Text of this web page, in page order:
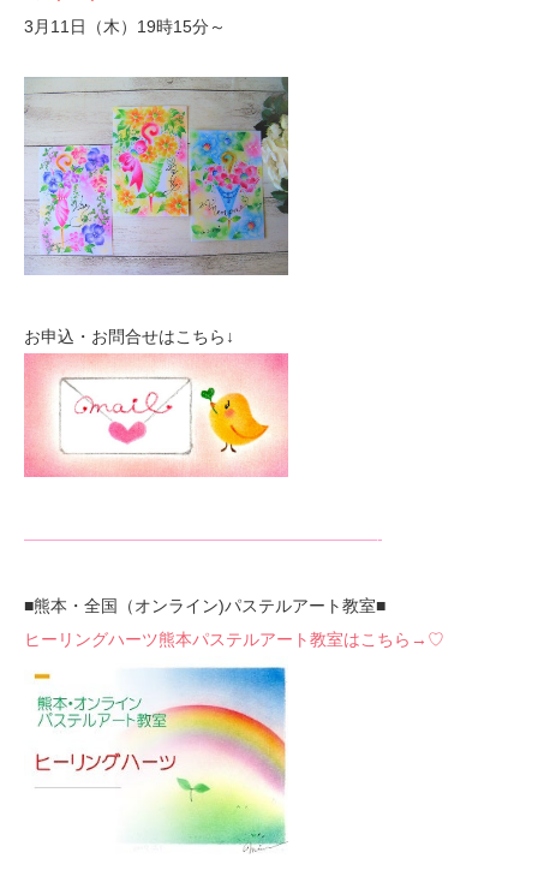
3月11日（木）19時15分～
お申込・お問合せはこちら↓
—————————————————————-
■熊本・全国（オンライン)パステルアート教室■
ヒーリングハーツ熊本パステルアート教室はこちら→♡